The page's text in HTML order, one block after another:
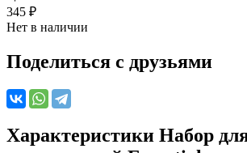
345 ₽
Нет в наличии
Поделиться с друзьями
Характеристики Набор